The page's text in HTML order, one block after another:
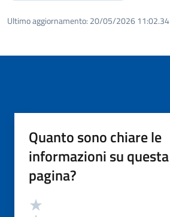
Ultimo aggiornamento: 20/05/2026 11:02.34
Quanto sono chiare le
informazioni su questa
pagina?
Valutazione